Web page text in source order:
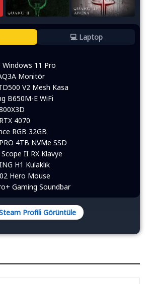
💻 Laptop
Windows 11 Pro
Monitör
V2 Mesh Kasa
B650M-E WiFi
4070
RGB 32GB
4TB NVMe SSD
II RX Klavye
H1 Kulaklık
Hero Mouse
Gaming Soundbar
Profili Görüntüle